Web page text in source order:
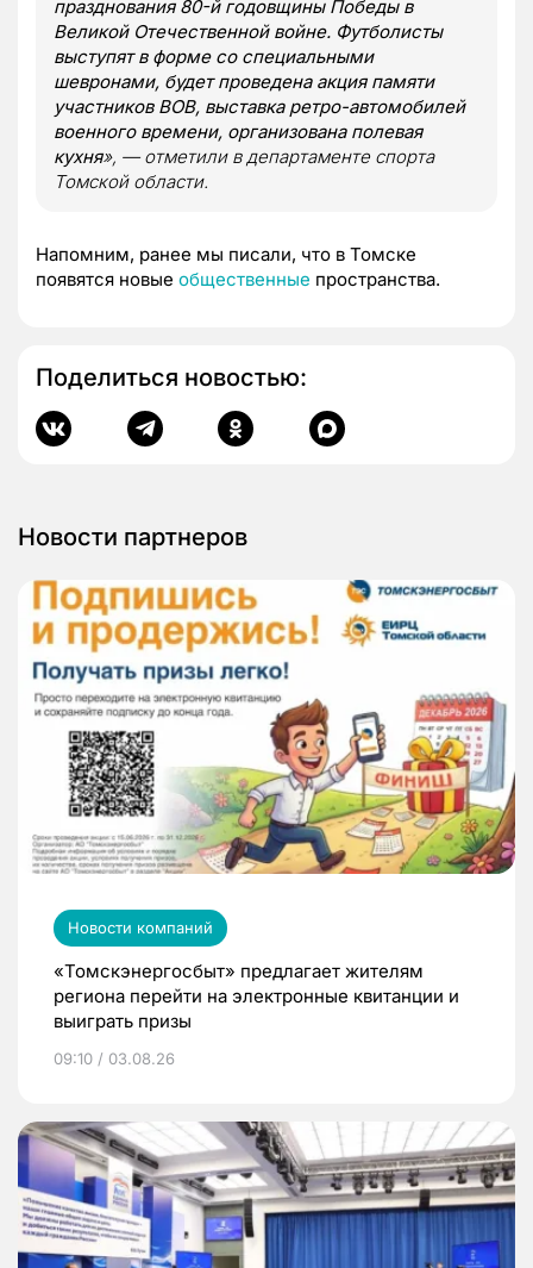
празднования 80-й годовщины Победы в
Великой Отечественной войне. Футболисты
выступят в форме со специальными
шевронами, будет проведена акция памяти
участников ВОВ, выставка ретро-автомобилей
военного времени, организована полевая
кухня», — отметили в департаменте спорта
Томской области.
Напомним, ранее мы писали, что в Томске
появятся новые общественные пространства.
Поделиться новостью:
Новости партнеров
Новости компаний
«Томскэнергосбыт» предлагает жителям
региона перейти на электронные квитанции и
выиграть призы
09:10 / 03.08.26